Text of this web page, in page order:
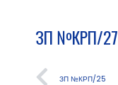
ЗП №КРП/27
ЗП №КРП/25